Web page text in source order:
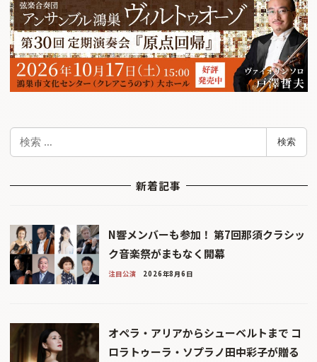
検
検索
新着記事
N響メンバーも参加！ 第7回那須クラシッ
ク音楽祭がまもなく開幕
注目公演 2026年8月6日
オペラ・アリアからシューベルトまで コ
ロラトゥーラ・ソプラノ田中彩子が贈る